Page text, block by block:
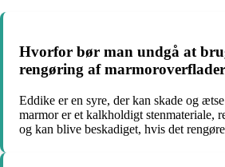
Hvorfor bør man undgå at
rengøring af
Eddike er en syre, der kan skade og
marmor er et kalkholdigt stenmateriale,
og kan blive beskadiget, hvis det